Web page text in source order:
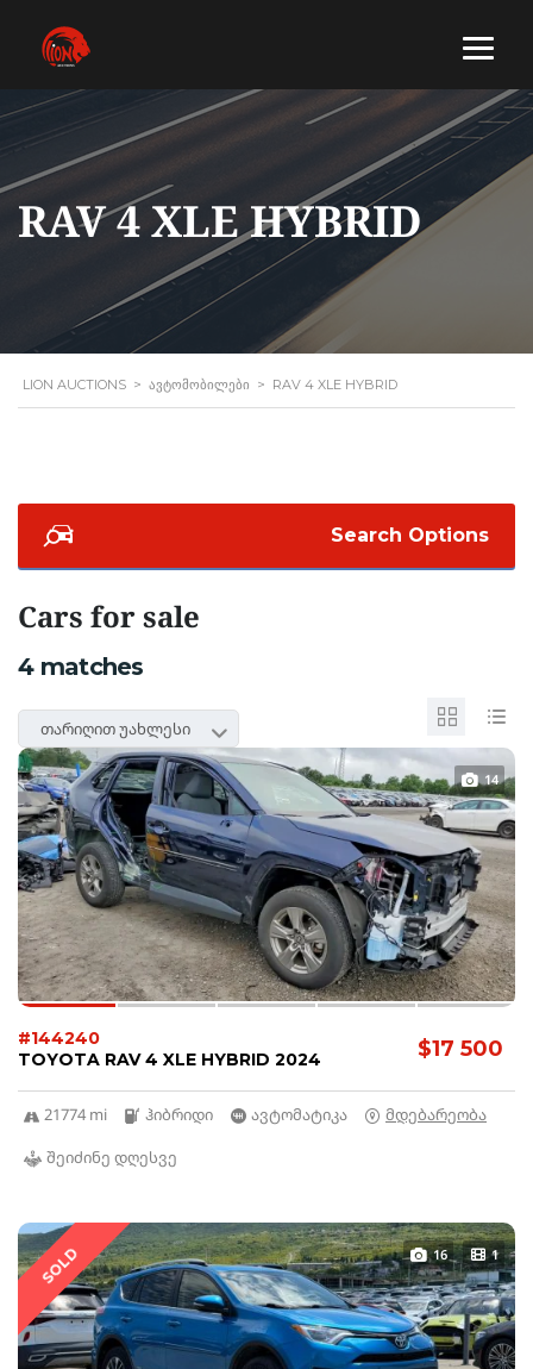
RAV 4 XLE HYBRID
LION AUCTIONS > ᲐᲕᲢᲝᲛᲝᲑᲘᲚᲔᲑᲘ > RAV 4 XLE HYBRID
Search Options
Cars for sale
4 matches
თარიღით უახლესი
14
$17 500
#144240
TOYOTA RAV 4 XLE HYBRID 2024
21774 mi ჰიბრიდი ავტომატიკა
მდებარეობა
შეიძინე დღესვე
SOLD 16 1